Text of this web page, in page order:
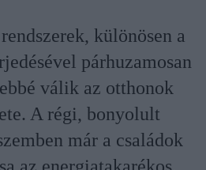
különösen a
párhuzamosan
válik az otthonok
A régi, bonyolult
már a családok